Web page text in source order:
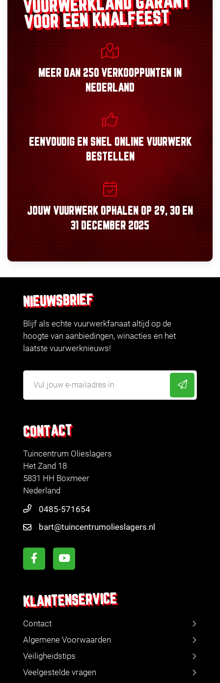
VUURWERKLAND
VOOR EEN KNALFEEST
MEER DAN 250 VERKOOPPUNTEN
IN
NEDERLAND
EENVOUDIGEN SNEL ONLINE VUURWERK
BESTELLEN
JOUW VUURWERK OPHALEN OP 29, 30 EN
31 DECEMBER 2025
CONTACT
Tuincentrum Olieslagers
Het Zand 18
5831 HH Boxmeer
Nederland
0485-571654
bart@tuincentrumolieslagers.nl
KLANTENSERVICE
Contact
Algemene Voorwaarden
Veiligheidstips
Veelgestelde vragen
NIEUWSBRIEF
Blijf als echte vuurwerkfanaat altijd op de
hoogte van aanbiedingen, winacties en het
laatste vuurwerknieuws!